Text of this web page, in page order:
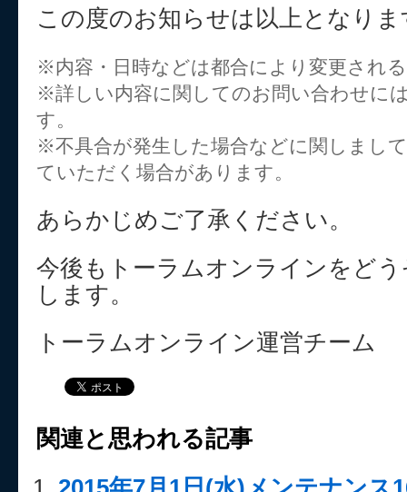
この度のお知らせは以上となりま
※内容・日時などは都合により変更され
※詳しい内容に関してのお問い合わせに
す。
※不具合が発生した場合などに関しまし
ていただく場合があります。
あらかじめご了承ください。
今後もトーラムオンラインをど
します。
トーラムオンライン運営チーム
関連と思われる記事